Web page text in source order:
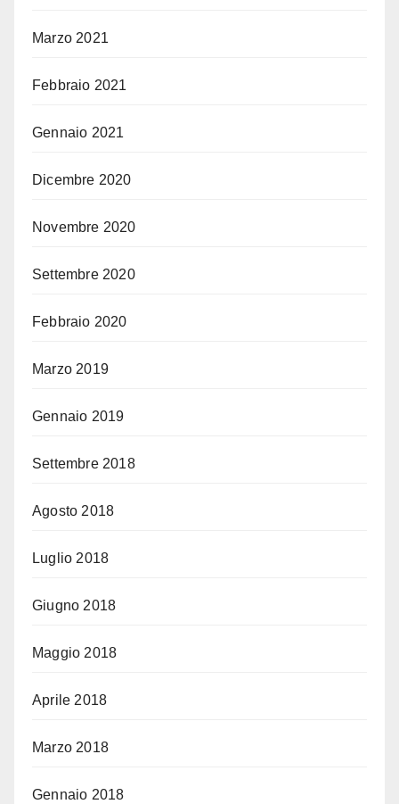
Marzo 2021
Febbraio 2021
Gennaio 2021
Dicembre 2020
Novembre 2020
Settembre 2020
Febbraio 2020
Marzo 2019
Gennaio 2019
Settembre 2018
Agosto 2018
Luglio 2018
Giugno 2018
Maggio 2018
Aprile 2018
Marzo 2018
Gennaio 2018